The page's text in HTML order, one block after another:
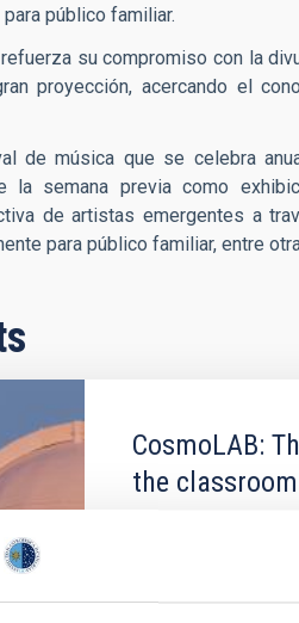
público familiar.
su compromiso con la
proyección, acercando el
de música que se celebra
la semana previa como
de artistas emergentes a
para público familiar, entre
CosmoLAB:
the classroom